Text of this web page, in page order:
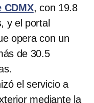
CDMX, con 19.8
y el portal
opera con un
de 30.5
el servicio a
mediante la